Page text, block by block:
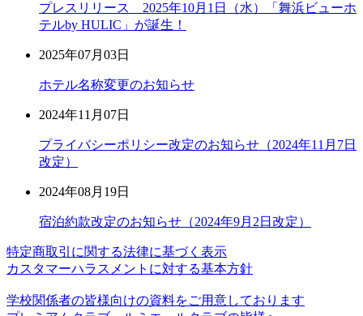
プレスリリース 2025年10月1日（水）「舞浜ビューホ
テルby HULIC」が誕生！
2025年07月03日
ホテル名称変更のお知らせ
2024年11月07日
プライバシーポリシー改定のお知らせ（2024年11月7日
改定）
2024年08月19日
宿泊約款改定のお知らせ（2024年9月2日改定）
特定商取引に関する法律に基づく表示
カスタマーハラスメントに対する基本方針
学校関係者の皆様向けの資料をご用意しております